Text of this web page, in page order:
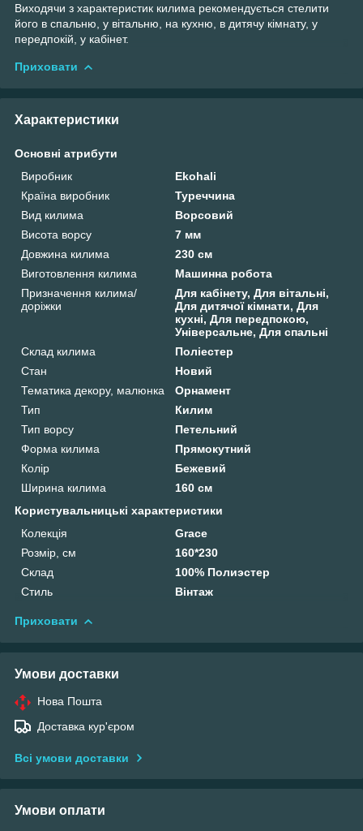
Виходячи з характеристик килима рекомендується стелити
його в спальню, у вітальню, на кухню, в дитячу кімнату, у
передпокій, у кабінет.
Приховати
Характеристики
Основні атрибути
Виробник
Ekohali
Країна виробник
Туреччина
Вид килима
Ворсовий
Висота ворсу
7 мм
Довжина килима
230 см
Виготовлення килима
Машинна робота
Призначення килима/
доріжки
Для кабінету, Для вітальні,
Для дитячої кімнати, Для
кухні, Для передпокою,
Універсальне, Для спальні
Склад килима
Поліестер
Стан
Новий
Тематика декору, малюнка
Орнамент
Тип
Килим
Тип ворсу
Петельний
Форма килима
Прямокутний
Колір
Бежевий
Ширина килима
160 см
Користувальницькі характеристики
Колекція
Grace
Розмір, см
160*230
Склад
100% Полиэстер
Стиль
Вінтаж
Приховати
Умови доставки
Нова Пошта
Доставка кур'єром
Всі умови доставки
Умови оплати